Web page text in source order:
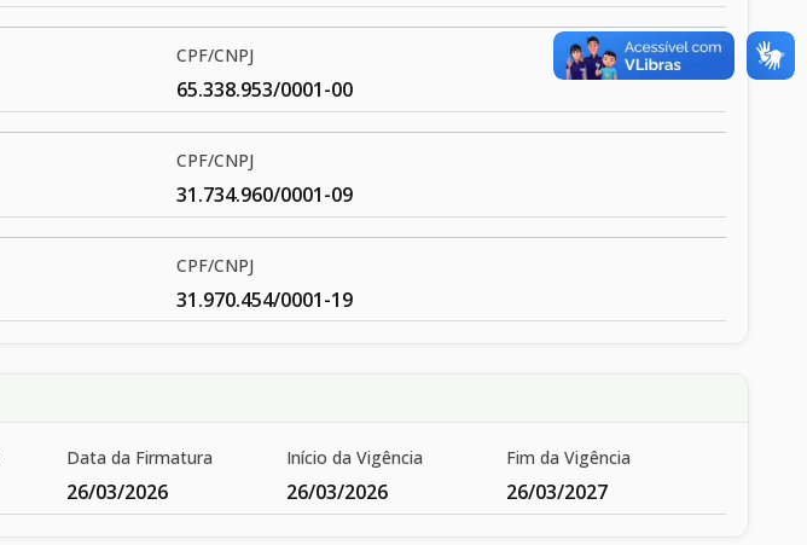
CPF/CNPJ
65.338.953/0001-00
CPF/CNPJ
31.734.960/0001-09
CPF/CNPJ
31.970.454/0001-19
Data da Firmatura
26/03/2026
Início da Vigência
26/03/2026
Fim da Vigência
26/03/2027